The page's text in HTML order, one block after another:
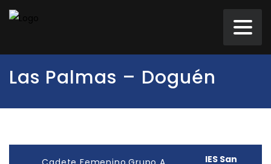
Las Palmas – Doguén
IES San